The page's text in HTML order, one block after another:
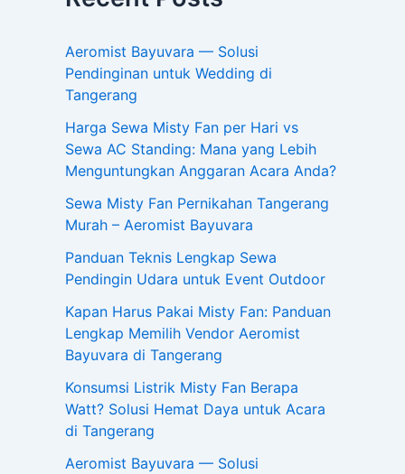
Aeromist Bayuvara — Solusi
Pendinginan untuk Wedding di
Tangerang
Harga Sewa Misty Fan per Hari vs
Sewa AC Standing: Mana yang Lebih
Menguntungkan Anggaran Acara Anda?
Sewa Misty Fan Pernikahan Tangerang
Murah – Aeromist Bayuvara
Panduan Teknis Lengkap Sewa
Pendingin Udara untuk Event Outdoor
Kapan Harus Pakai Misty Fan: Panduan
Lengkap Memilih Vendor Aeromist
Bayuvara di Tangerang
Konsumsi Listrik Misty Fan Berapa
Watt? Solusi Hemat Daya untuk Acara
di Tangerang
Aeromist Bayuvara — Solusi